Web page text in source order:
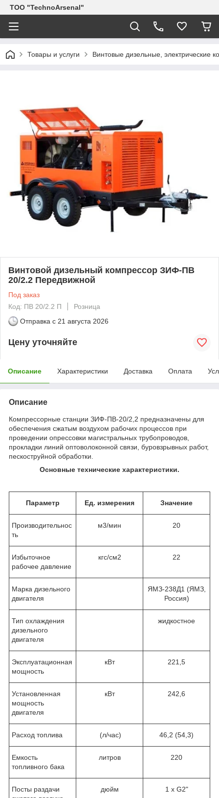
ТОО "TechnoArsenal"
Товары и услуги Винтовые дизельные, электрические
Винтовой дизельный компрессор ЗИФ-ПВ
20/2.2 Передвижной
Под заказ
Код: ПВ 20/2.2 П
Розница
Отправка с 21 августа 2026
Цену уточняйте
Описание Характеристики Доставка Оплата
Описание
Компрессорные станции ЗИФ-ПВ-20/2,2 предназначены для
обеспечения сжатым воздухом рабочих процессов при
проведении опрессовки магистральных трубопроводов,
прокладки линий оптоволоконной связи, буровзрывных работ,
пескоструйной обработки.
Основные технические характеристики.
Параметр Ед. измерения Значение
Производительнос
ть
м3/мин 20
Избыточное
рабочее давление
кгс/см2 22
Марка дизельного
двигателя
ЯМЗ-238Д1 (ЯМЗ,
Россия)
Тип охлаждения
дизельного
двигателя
жидкостное
Эксплуатационная
мощность
кВт 221,5
Установленная
мощность
двигателя
кВт 242,6
Расход топлива (л/час) 46,2 (54,3)
Емкость
топливного бака
литров 220
Посты раздачи
дюйм 1 х G2"